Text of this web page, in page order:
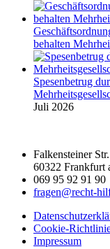
behalten
Spesenbetrug
Juli 2026
Falkensteiner
60322 Frankfurt
069 95 92 91 90
fragen@recht-
Cookie-
Impressum